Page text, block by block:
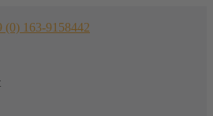
(0) 163-9158442